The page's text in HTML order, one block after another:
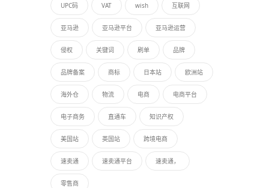
UPC码 VAT wish 互联网
亚马逊 亚马逊平台 亚马逊运营
侵权 关键词 刷单 品牌
品牌备案 商标 日本站 欧洲站
海外仓 物流 电商 电商平台
电子商务 直通车 知识产权
美国站 英国站 跨境电商
速卖通 速卖通平台 速卖通，
零售商